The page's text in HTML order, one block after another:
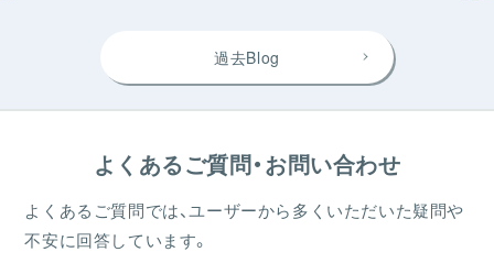
過去Blog
よくあるご質問・お問い合わせ
よくあるご質問では、ユーザーから多くいただいた疑問や
不安に回答しています。